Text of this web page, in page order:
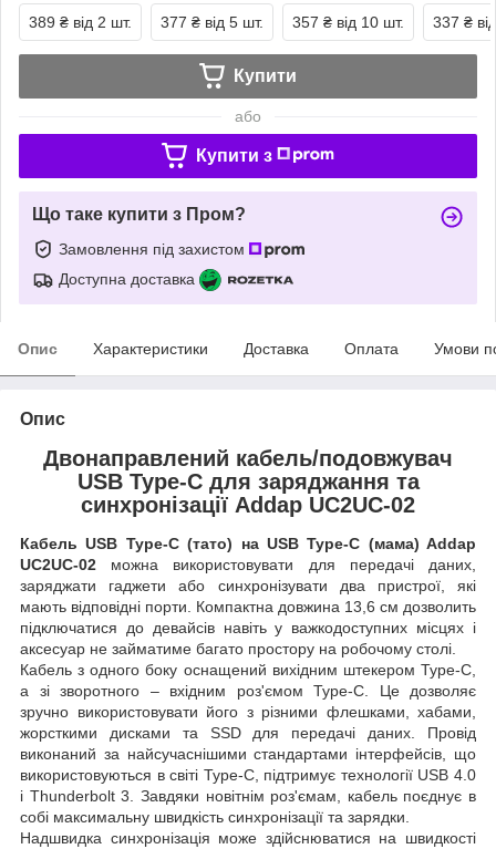
389 ₴ від 2 шт. 377 ₴ від 5 шт. 357 ₴ від 10 шт. 337 ₴
Купити
або
Купити з
Що таке купити з Пром?
Замовлення під захистом
Доступна доставка
Опис Характеристики Доставка Оплата Умови
Опис
Двонаправлений кабель/подовжувач
USB Type-C для заряджання та
синхронізації Addap UC2UC-02
Кабель USB Type-C (тато) на USB Type-C (мама) Addap
UC2UC-02 можна використовувати для передачі даних,
заряджати гаджети або синхронізувати два пристрої, які
мають відповідні порти. Компактна довжина 13,6 см дозволить
підключатися до девайсів навіть у важкодоступних місцях і
аксесуар не займатиме багато простору на робочому столі.
Кабель з одного боку оснащений вихідним штекером Type-C,
а зі зворотного – вхідним роз'ємом Type-C. Це дозволяє
зручно використовувати його з різними флешками, хабами,
жорсткими дисками та SSD для передачі даних. Провід
виконаний за найсучаснішими стандартами інтерфейсів, що
використовуються в світі Type-C, підтримує технології USB 4.0
і Thunderbolt 3. Завдяки новітнім роз'ємам, кабель поєднує в
собі максимальну швидкість синхронізації та зарядки.
Надшвидка синхронізація може здійснюватися на швидкості